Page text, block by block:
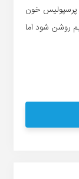
پرسپولیس خون
روشن شود اما